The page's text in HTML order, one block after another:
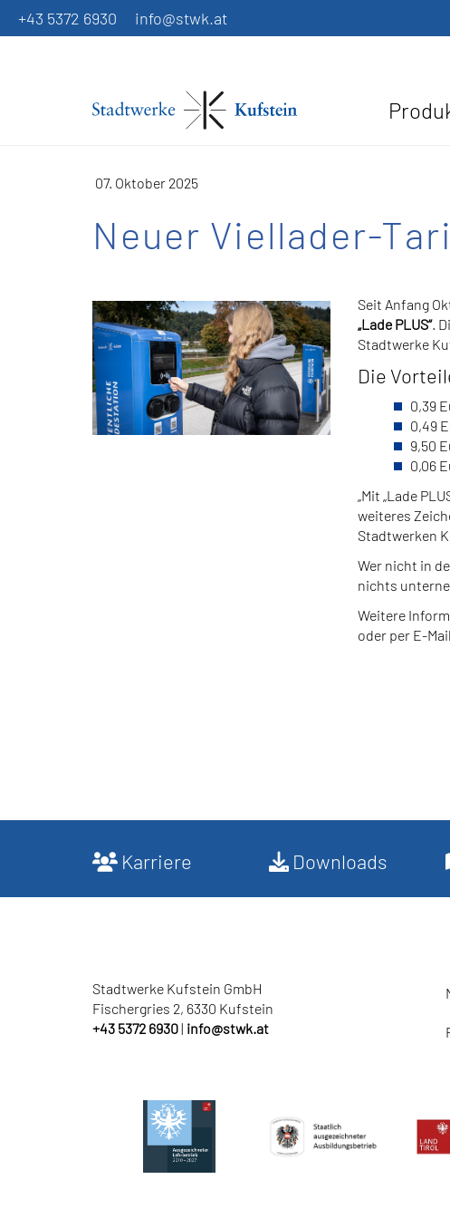
+43 5372 6930 info@stwk.at
07. Oktober 2025
Neuer Viellader-
Seit Anfang
„Lade PLUS“.
Stadtwerke
Die
0,39
0,49
9,50
0,06
„Mit „Lade
weiteres
Stadtwerken
Wer nicht in
nichts
Weitere
oder per E-
Karriere Downloads
Stadtwerke Kufstein GmbH
Fischergries 2, 6330 Kufstein
+43 5372 6930| info@stwk.at